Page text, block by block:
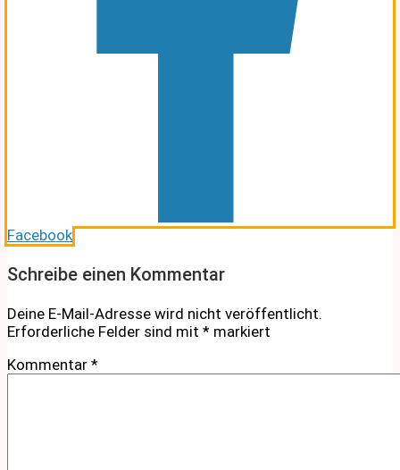
Facebook
Schreibe einen Kommentar
Deine E-Mail-Adresse wird nicht veröffentlicht.
Erforderliche Felder sind mit * markiert
Kommentar *